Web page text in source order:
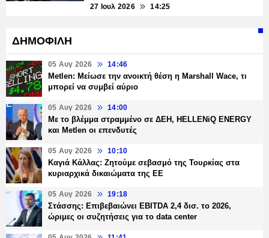
27 Ιουλ 2026 14:25
ΔΗΜΟΦΙΛΗ
05 Αυγ 2026 14:46
Metlen: Μείωσε την ανοικτή θέση η Marshall Wace, τι
μπορεί να συμβεί αύριο
05 Αυγ 2026 14:00
Με το βλέμμα στραμμένο σε ΔΕΗ, HELLENiQ ENERGY
και Metlen οι επενδυτές
05 Αυγ 2026 10:10
Καγιά Κάλλας: Ζητούμε σεβασμό της Τουρκίας στα
κυριαρχικά δικαιώματα της ΕΕ
05 Αυγ 2026 19:18
Στάσσης: Επιβεβαιώνει EBITDA 2,4 δισ. το 2026,
ώριμες οι συζητήσεις για το data center